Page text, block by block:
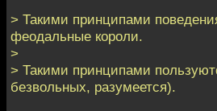
> Такими принципами
феодальные короли.
>
> Такими принципами
безвольных, разумеется).